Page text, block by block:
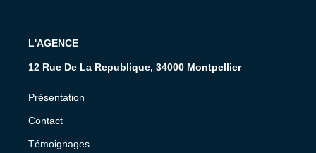
L'AGENCE
12 Rue De La Republique, 34000 Montpellier
Présentation
Contact
Témoignages